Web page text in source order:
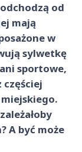
od
mają
w
sylwetkę
sportowe,
A być może